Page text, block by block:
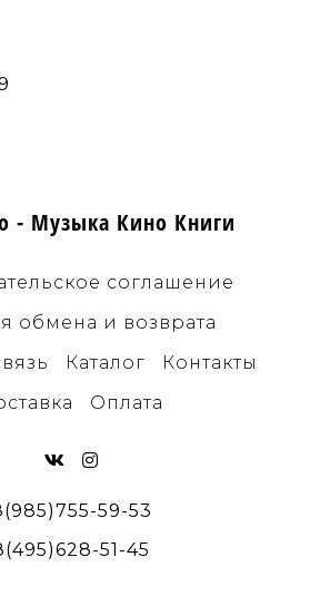
- Музыка Кино Книги
соглашение
обмена и возврата
Каталог
Контакты
Оплата
59-53
51-45